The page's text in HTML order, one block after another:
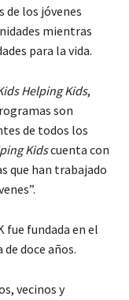
de los jóvenes
mientras
para la vida.
Helping Kids,
son
de todos los
Kidscuenta con
que han trabajado
fue fundada en el
doce años.
vecinos y